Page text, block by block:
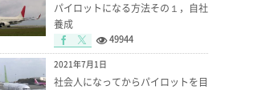
パイロットになる方法その１，自社
養成
49944
2021年7月1日
社会人になってからパイロットを目